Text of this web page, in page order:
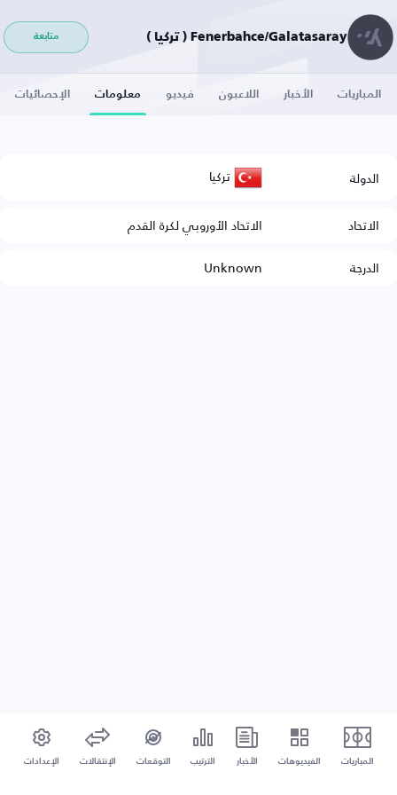
Fenerbahce/Galatasaray ( تركيا ) متابعة
المباريات الأخبار اللاعبون فيديو معلومات الإحصائيات
الدولة تركيا
الاتحاد
الاتحاد الأوروبي لكرة القدم
الدرجة
Unknown
المباريات الفيديوهات الأخبار الترتيب التوقعات الإنتقالات الإعدادات